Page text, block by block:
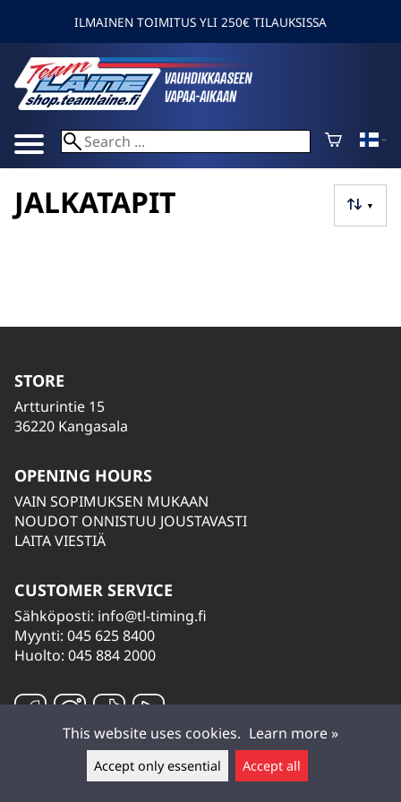
Leave a message ▲
ILMAINEN TOIMITUS YLI 250€ TILAUKSISSA
▼
JALKATAPIT
STORE
Artturintie 15
36220 Kangasala
OPENING HOURS
VAIN SOPIMUKSEN MUKAAN
NOUDOT ONNISTUU JOUSTAVASTI
LAITA VIESTIÄ
CUSTOMER SERVICE
Sähköposti: info@tl-timing.fi
Myynti: 045 625 8400
Huolto: 045 884 2000
This website uses cookies. Learn more »
Accept only essential Accept all